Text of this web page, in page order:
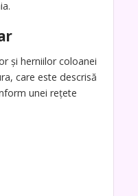
și herniilor coloanei
care este descrisă
unei rețete